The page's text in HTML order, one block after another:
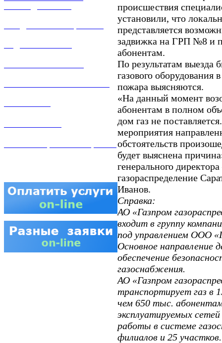
происшествия
установили, что
представляется
задвижка на ГРП №8 и
абонентам.
По результатам выезда
газового
пожара выясняются.
«На данный момент
абонентам в полном
дом газ не
мероприятия
обстоятельств
будет выяснена
генерального
газораспределение
Иванов.
Справка:
АО «Газпром
входит в группу
под управлением ООО
Основное направление
обеспечение
газоснабжения.
АО «Газпром
транспортирует газ в
чем 650 тыс.
эксплуатируемых
работы в системе
филиалов и 25 участков.